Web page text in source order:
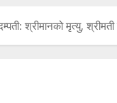
श्रीमानको मृत्यु, श्रीमती